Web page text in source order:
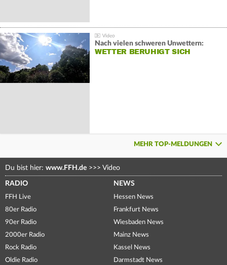
Nach vielen schweren Unwettern:
WETTER BERUHIGT SICH
MEHR TOP-MELDUNGEN
Du bist hier: www.FFH.de >>> Video
RADIO
FFH Live
80er Radio
90er Radio
2000er Radio
Rock Radio
Oldie Radio
NEWS
Hessen News
Frankfurt News
Wiesbaden News
Mainz News
Kassel News
Darmstadt News